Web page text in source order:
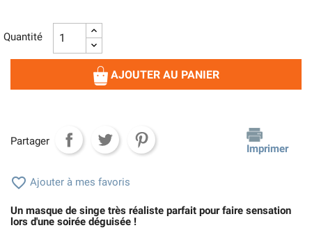
Quantité
AJOUTER AU PANIER
Partager
Imprimer
 Ajouter à mes favoris
Un masque de singe très réaliste parfait pour faire sensation
lors d'une soirée déguisée !